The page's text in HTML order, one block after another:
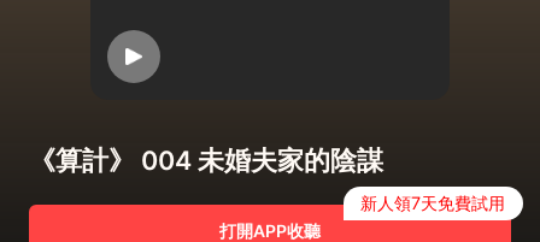
《算計》 004 未婚夫家的陰謀
打開APP收聽
新人領7天免費試用